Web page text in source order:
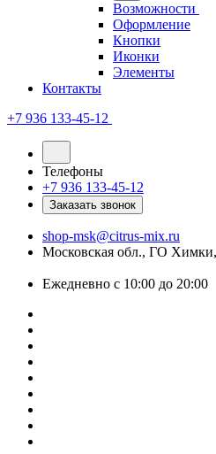
Возможности
Оформление
Кнопки
Иконки
Элементы
Контакты
+7 936 133-45-12
Телефоны
+7 936 133-45-12
Заказать звонок
shop-msk@citrus-mix.ru
Московская обл., ГО
Ежедневно с 10:00 до 20:00